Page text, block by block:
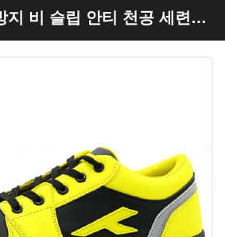
지 비 슬립 안티 천공 세련된